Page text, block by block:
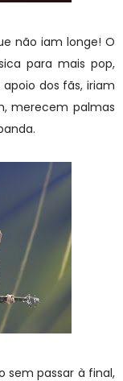
não iam longe! O
para mais pop,
dos fãs, iriam
merecem palmas
sem passar à final,